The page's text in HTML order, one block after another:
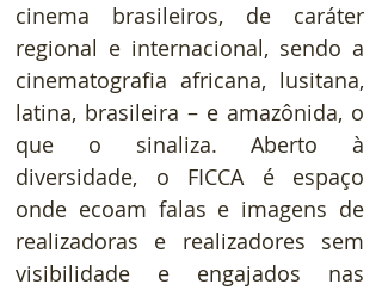
cinema brasileiros, de caráter
regional e internacional, sendo a
cinematografia africana, lusitana,
latina, brasileira – e amazônida, o
que o sinaliza. Aberto à
diversidade, o FICCA é espaço
onde ecoam falas e imagens de
realizadoras e realizadores sem
visibilidade e engajados nas